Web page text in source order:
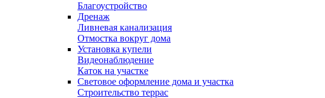
Благоустройство
Дренаж
Ливневая канализация
Отмостка вокруг дома
Установка купели
Видеонаблюдение
Каток на участке
Световое оформление дома и участка
Строительство террас